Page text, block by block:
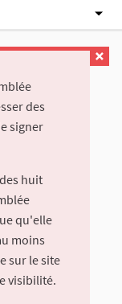
des
signer
huit
qu'elle
moins
sur le site
visibilité.